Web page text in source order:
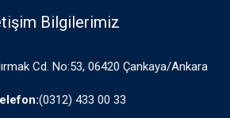
Bilgilerimiz
Cd. No:53, 06420 Çankaya/Ankara
(0312) 433 00 33